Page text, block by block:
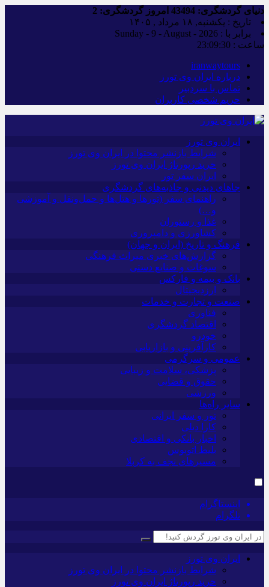
دنیای گردشگری: امروز گردشگری:
تاریخ : یکشنبه, ۱۸ مرداد , ۱۴۰۵
برابر با : Sunday - 9 - August - 2026
ساعت : 23:09:31
iranwaytours
درباره ایران وی تورز
تماس با سردبیر
حریم شخصی کاربران
ایران وی تورز
شرایط بازنشر محتوا در ایران وی تورز
خرید رپورتاژ ایران وی تورز
ایران سفر تور
جاهای دیدنی و جاذبه‌های گردشگری
راهنمای سفر (تورها و هتل‌ها و حمل‌و‌نقل و آموزشی
و…)
غذا و رستوران
کشاورزی و دامپروری
فرهنگ و تاریخ (ایران و جهان)
گزارش‌های خبری میراث فرهنگی
سوغات و صنایع دستی
بانک و بیمه و فارکس
ارزدیجیتال
صنعت و تجارت و خدمات
فناوری
اقتصاد گردشگری
خودرو
کارآفرینی و بازاریابی
عمومی و سرگرمی
پزشکی، سلامت و زیبایی
حقوق و قضایی
ورزشی
سایر راه‌ها
تور و سفر ایرانی
کارا دیلی
اخبار بانکی و اقتصادی
بلیط اتوبوس
مسیرهای نجف به کربلا
اینستاگرام
تلگرام
ایران وی تورز
شرایط بازنشر محتوا در ایران وی تورز
خرید رپورتاژ ایران وی تورز